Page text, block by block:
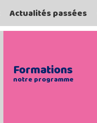
Actualités passées
Formations
notre programme